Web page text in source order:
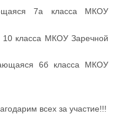
7а класса МКОУ
класса МКОУ Заречной
6б класса МКОУ
всех за участие!!!